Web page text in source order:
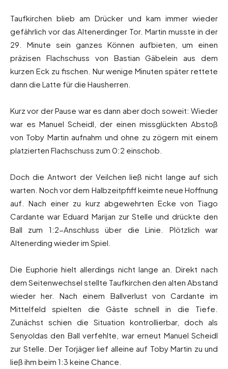
Taufkirchen blieb am Drücker und kam immer wieder
gefährlich vor das Altenerdinger Tor. Martin musste in der
29. Minute sein ganzes Können aufbieten, um einen
präzisen Flachschuss von Bastian Gäbelein aus dem
kurzen Eck zu fischen. Nur wenige Minuten später rettete
dann die Latte für die Hausherren.
Kurz vor der Pause war es dann aber doch soweit: Wieder
war es Manuel Scheidl, der einen missglückten Abstoß
von Toby Martin aufnahm und ohne zu zögern mit einem
platzierten Flachschuss zum 0:2 einschob.
Doch die Antwort der Veilchen ließ nicht lange auf sich
warten. Noch vor dem Halbzeitpfiff keimte neue Hoffnung
auf. Nach einer zu kurz abgewehrten Ecke von Tiago
Cardante war Eduard Marijan zur Stelle und drückte den
Ball zum 1:2-Anschluss über die Linie. Plötzlich war
Altenerding wieder im Spiel.
Die Euphorie hielt allerdings nicht lange an. Direkt nach
dem Seitenwechsel stellte Taufkirchen den alten Abstand
wieder her. Nach einem Ballverlust von Cardante im
Mittelfeld spielten die Gäste schnell in die Tiefe.
Zunächst schien die Situation kontrollierbar, doch als
Senyoldas den Ball verfehlte, war erneut Manuel Scheidl
zur Stelle. Der Torjäger lief alleine auf Toby Martin zu und
ließ ihm beim 1:3 keine Chance.